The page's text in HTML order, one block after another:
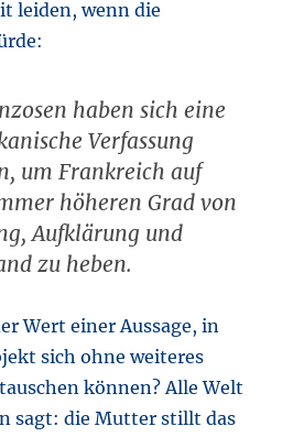
leiden, wenn die
haben sich eine
Verfassung
um Frankreich auf
höheren Grad von
Aufklärung und
zu heben.
Wert einer Aussage, in
sich ohne weiteres
können? Alle Welt
sagt: die Mutter stillt das